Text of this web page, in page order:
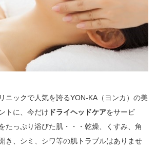
ニックで人気を誇るYON-KA（ヨンカ）の美
トに、今だけ ドライヘッドケアをサービ
たっぷり浴びた肌・・・乾燥、くすみ、角
き、シミ、シワ等の肌トラブルはありませ